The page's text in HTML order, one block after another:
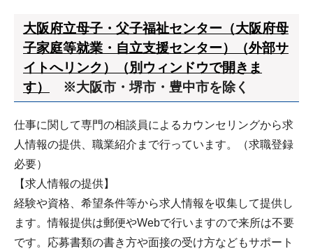
大阪府立母子・父子福祉センター（大阪府母
子家庭等就業・自立支援センター）（外部サ
イトへリンク）（別ウィンドウで開きま
す）
※大阪市・堺市・豊中市を除く
仕事に関して専門の相談員によるカウンセリングから求
人情報の提供、職業紹介まで行っています。（求職登録
必要）
【求人情報の提供】
経験や資格、希望条件等から求人情報を収集して提供し
ます。情報提供は郵便やWebで行いますので来所は不要
です。応募書類の書き方や面接の受け方などもサポート